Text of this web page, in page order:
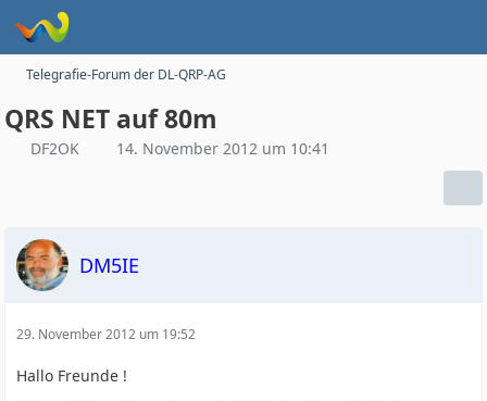
Telegrafie-Forum der DL-QRP-AG
QRS NET auf 80m
DF2OK 14. November 2012 um 10:41
DM5IE
29. November 2012 um 19:52
Hallo Freunde !